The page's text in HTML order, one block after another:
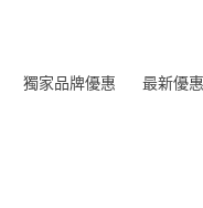
獨家品牌優惠 最新優惠